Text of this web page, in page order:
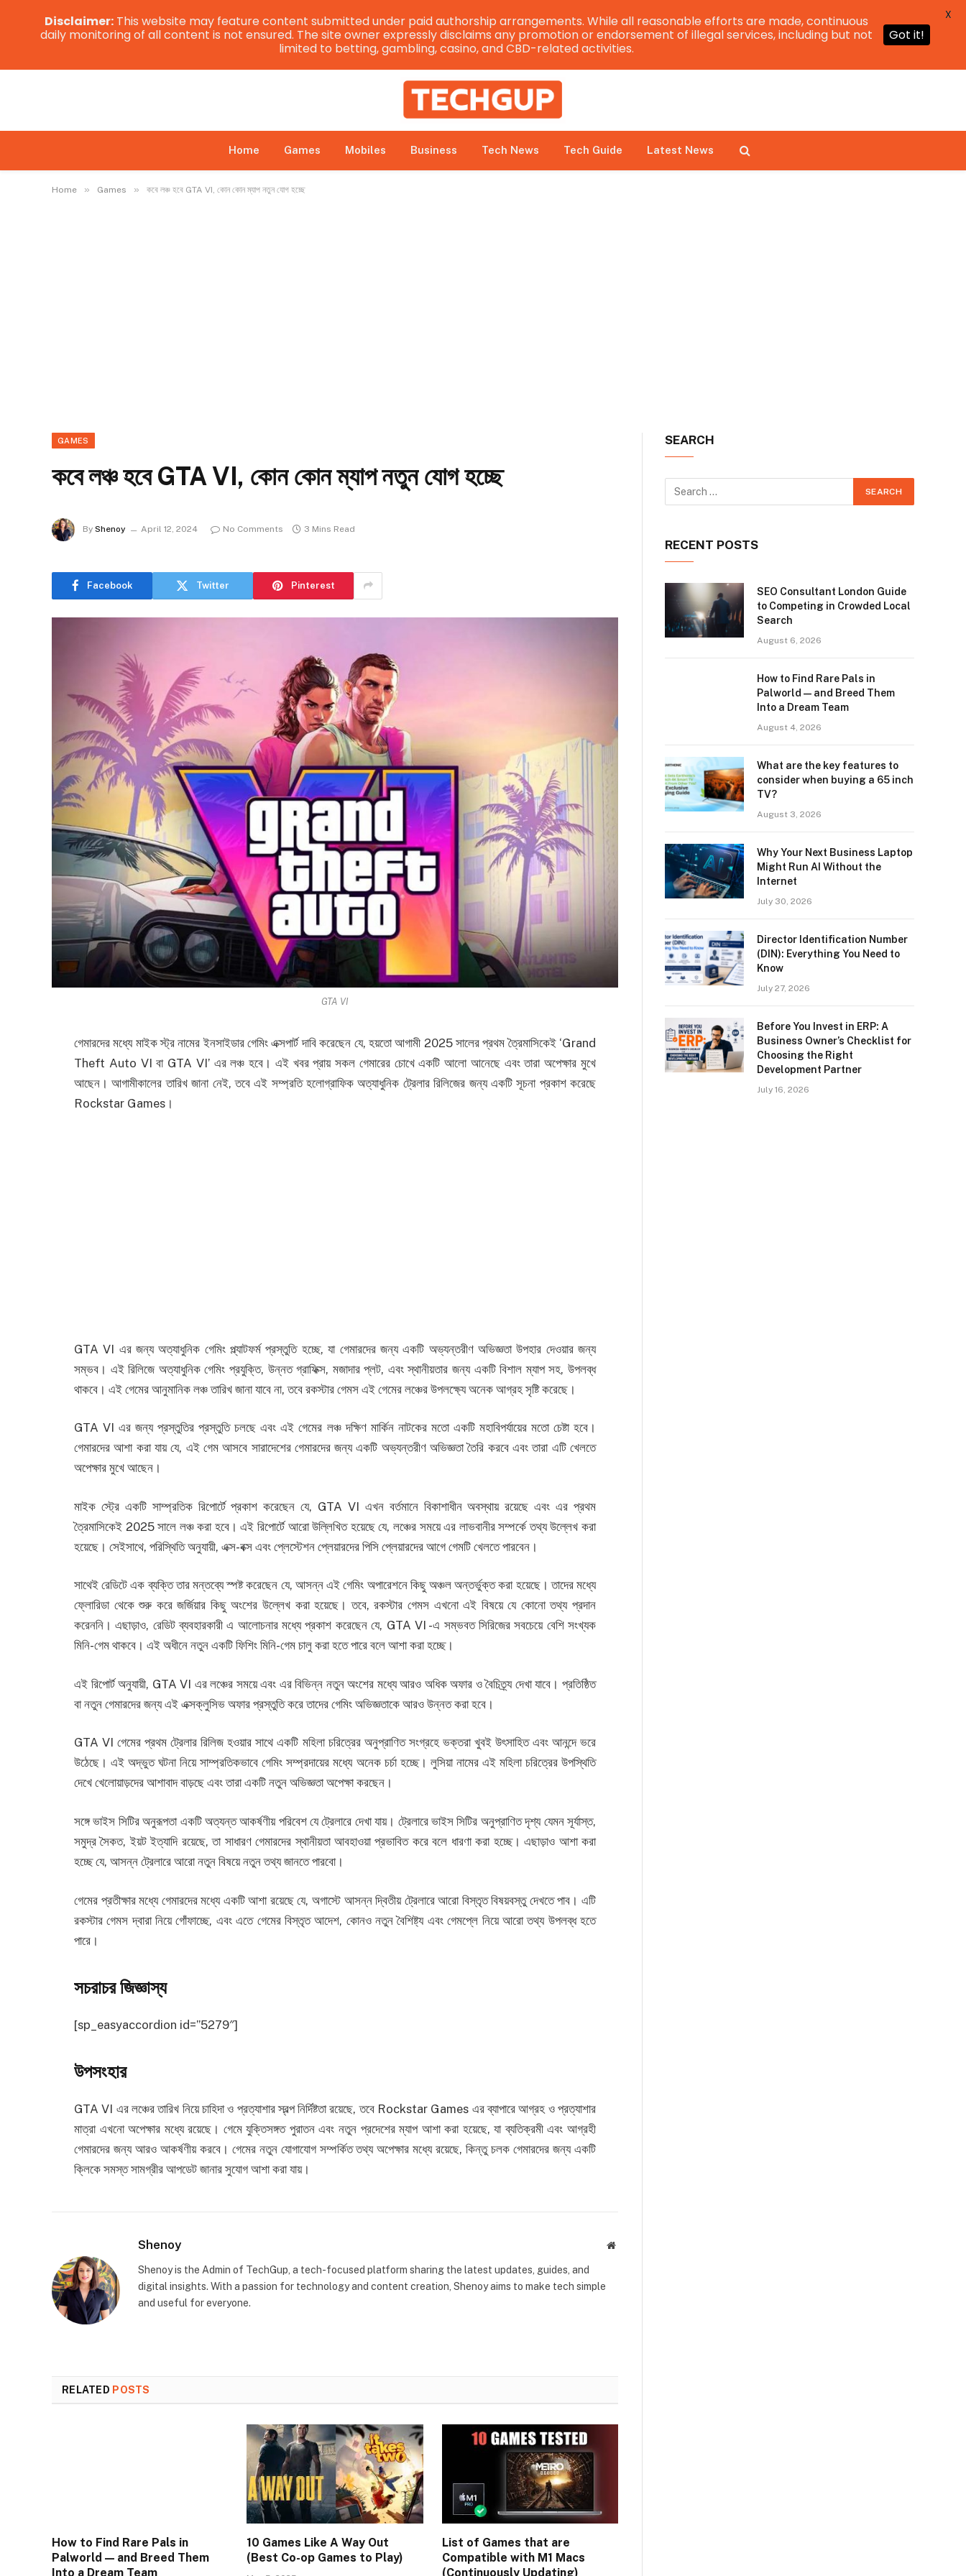
Home Games Mobiles Business Tech News Tech Guide Latest News
Home » Games » কবে লঞ্চ হবে GTA VI, কোন কোন ম্যাপ নতুন যোগ হচ্ছে
GAMES
কবে লঞ্চ হবে GTA VI, কোন কোন ম্যাপ নতুন যোগ হচ্ছে
By Shenoy April 12, 2024 No Comments 3 Mins Read
Facebook Twitter Pinterest
GTA VI
গেমারদের মধ্যে মাইক স্ট্র নামের ইনসাইডার গেমিং এক্সপার্ট দাবি করেছেন যে, হয়তো আগামী 2025 সালের প্রথম ত্রৈমাসিকেই ‘Grand
Theft Auto VI বা GTA VI’ এর লঞ্চ হবে। এই খবর প্রায় সকল গেমারের চোখে একটি আলো আনেছে এবং তারা অপেক্ষার মুখে
আছেন। আগামীকালের তারিখ জানা নেই, তবে এই সম্প্রতি হলোগ্রাফিক অত্যাধুনিক ট্রেলার রিলিজের জন্য একটি সূচনা প্রকাশ করেছে
Rockstar Games।
GTA VI এর জন্য অত্যাধুনিক গেমিং প্ল্যাটফর্ম প্রস্তুতি হচ্ছে, যা গেমারদের জন্য একটি অভ্যন্তরীণ অভিজ্ঞতা উপহার দেওয়ার জন্য
সম্ভব। এই রিলিজে অত্যাধুনিক গেমিং প্রযুক্তি, উন্নত গ্রাফিক্স, মজাদার প্লট, এবং স্থানীয়তার জন্য একটি বিশাল ম্যাপ সহ, উপলব্ধ
থাকবে। এই গেমের আনুমানিক লঞ্চ তারিখ জানা যাবে না, তবে রকস্টার গেমস এই গেমের লঞ্চের উপলক্ষ্যে অনেক আগ্রহ সৃষ্টি করেছে।
GTA VI এর জন্য প্রস্তুতির প্রস্তুতি চলছে এবং এই গেমের লঞ্চ দক্ষিণ মার্কিন নাটকের মতো একটি মহাবিপর্যায়ের মতো চেষ্টা হবে।
গেমারদের আশা করা যায় যে, এই গেম আসবে সারাদেশের গেমারদের জন্য একটি অভ্যন্তরীণ অভিজ্ঞতা তৈরি করবে এবং তারা এটি খেলতে
অপেক্ষার মুখে আছেন।
মাইক স্ট্রে একটি সাম্প্রতিক রিপোর্টে প্রকাশ করেছেন যে, GTA VI এখন বর্তমানে বিকাশাধীন অবস্থায় রয়েছে এবং এর প্রথম
ত্রৈমাসিকেই 2025 সালে লঞ্চ করা হবে। এই রিপোর্টে আরো উল্লিখিত হয়েছে যে, লঞ্চের সময়ে এর লাভবানীর সম্পর্কে তথ্য উল্লেখ করা
হয়েছে। সেইসাথে, পরিস্থিতি অনুযায়ী, এক্স-বক্স এবং প্লেস্টেশন প্লেয়ারদের পিসি প্লেয়ারদের আগে গেমটি খেলতে পারবেন।
সাথেই রেডিটে এক ব্যক্তি তার মন্তব্যে স্পষ্ট করেছেন যে, আসন্ন এই গেমিং অপারেশনে কিছু অঞ্চল অন্তর্ভুক্ত করা হয়েছে। তাদের মধ্যে
ফ্লোরিডা থেকে শুরু করে জর্জিয়ার কিছু অংশের উল্লেখ করা হয়েছে। তবে, রকস্টার গেমস এখনো এই বিষয়ে যে কোনো তথ্য প্রদান
করেননি। এছাড়াও, রেডিট ব্যবহারকারী এ আলোচনার মধ্যে প্রকাশ করেছেন যে, GTA VI -এ সম্ভবত সিরিজের সবচেয়ে বেশি সংখ্যক
মিনি-গেম থাকবে। এই অধীনে নতুন একটি ফিশিং মিনি-গেম চালু করা হতে পারে বলে আশা করা হচ্ছে।
এই রিপোর্ট অনুযায়ী, GTA VI এর লঞ্চের সময়ে এবং এর বিভিন্ন নতুন অংশের মধ্যে আরও অধিক অফার ও বৈচিত্র্য দেখা যাবে। প্রতিষ্ঠিত
বা নতুন গেমারদের জন্য এই এক্সক্লুসিভ অফার প্রস্তুতি করে তাদের গেমিং অভিজ্ঞতাকে আরও উন্নত করা হবে।
GTA VI গেমের প্রথম ট্রেলার রিলিজ হওয়ার সাথে একটি মহিলা চরিত্রের অনুপ্রাণিত সংগ্রহে ভক্তরা খুবই উৎসাহিত এবং আনন্দে ভরে
উঠেছে। এই অদ্ভুত ঘটনা নিয়ে সাম্প্রতিকভাবে গেমিং সম্প্রদায়ের মধ্যে অনেক চর্চা হচ্ছে। লুসিয়া নামের এই মহিলা চরিত্রের উপস্থিতি
দেখে খেলোয়াড়দের আশাবাদ বাড়ছে এবং তারা একটি নতুন অভিজ্ঞতা অপেক্ষা করছেন।
সঙ্গে ভাইস সিটির অনুরূপতা একটি অত্যন্ত আকর্ষণীয় পরিবেশ যে ট্রেলারে দেখা যায়। ট্রেলারে ভাইস সিটির অনুপ্রাণিত দৃশ্য যেমন সূর্যাস্ত,
সমুদ্র সৈকত, ইয়ট ইত্যাদি রয়েছে, তা সাধারণ গেমারদের স্থানীয়তা আবহাওয়া প্রভাবিত করে বলে ধারণা করা হচ্ছে। এছাড়াও আশা করা
হচ্ছে যে, আসন্ন ট্রেলারে আরো নতুন বিষয়ে নতুন তথ্য জানতে পারবো।
গেমের প্রতীক্ষার মধ্যে গেমারদের মধ্যে একটি আশা রয়েছে যে, অগাস্টে আসন্ন দ্বিতীয় ট্রেলারে আরো বিস্তৃত বিষয়বস্তু দেখতে পাব। এটি
রকস্টার গেমস দ্বারা নিয়ে গোঁফাচ্ছে, এবং এতে গেমের বিস্তৃত আদেশ, কোনও নতুন বৈশিষ্ট্য এবং গেমপ্লে নিয়ে আরো তথ্য উপলব্ধ হতে
পারে।
সচরাচর জিজ্ঞাস্য
[sp_easyaccordion id=”5279″]
উপসংহার
GTA VI এর লঞ্চের তারিখ নিয়ে চাহিদা ও প্রত্যাশার স্বল্প নির্দিষ্টতা রয়েছে, তবে Rockstar Games এর ব্যাপারে আগ্রহ ও প্রত্যাশার
মাত্রা এখনো অপেক্ষার মধ্যে রয়েছে। গেমে যুক্তিসঙ্গত পুরাতন এবং নতুন প্রদেশের ম্যাপ আশা করা হয়েছে, যা ব্যতিক্রমী এবং আগ্রহী
গেমারদের জন্য আরও আকর্ষণীয় করবে। গেমের নতুন যোগাযোগ সম্পর্কিত তথ্য অপেক্ষার মধ্যে রয়েছে, কিন্তু চলক গেমারদের জন্য একটি
ক্লিকে সমস্ত সামগ্রীর আপডেট জানার সুযোগ আশা করা যায়।
Shenoy Website
Shenoy is the Admin of TechGup, a tech-focused platform sharing the latest updates, guides, and
digital insights. With a passion for technology and content creation, Shenoy aims to make tech simple
and useful for everyone.
RELATED POSTS
How to Find Rare Pals in
Palworld — and Breed Them
Into a Dream Team
10 Games Like A Way Out
(Best Co-op Games to Play)
List of Games that are
Compatible with M1 Macs
(Continuously Updating)
SEARCH
RECENT POSTS
SEO Consultant London Guide
to Competing in Crowded Local
Search
August 6, 2026
How to Find Rare Pals in
Palworld — and Breed Them
Into a Dream Team
August 4, 2026
What are the key features to
consider when buying a 65 inch
TV?
August 3, 2026
Why Your Next Business Laptop
Might Run AI Without the
Internet
July 30, 2026
Director Identification Number
(DIN): Everything You Need to
Know
July 27, 2026
Before You Invest in ERP: A
Business Owner’s Checklist for
Choosing the Right
Development Partner
July 16, 2026
Disclaimer:This website may feature content submitted under paid authorship arrangements. While all reasonable efforts are made, continuous
daily monitoring of all content is not ensured. The site owner expressly disclaims any promotion or endorsement of illegal services, including but not
limited to betting, gambling, casino, and CBD-related activities.
Got it!
X